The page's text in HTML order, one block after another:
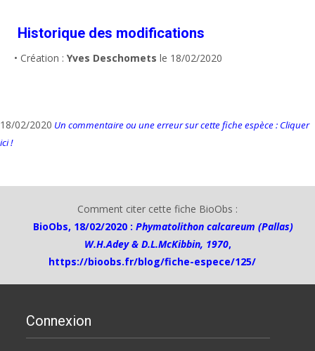
Historique des modifications
• Création : Yves Deschomets le 18/02/2020
18/02/2020 Un commentaire ou une erreur sur cette fiche espèce : Cliquer
ici !
Comment citer cette fiche BioObs :
BioObs, 18/02/2020 : Phymatolithon calcareum (Pallas)
W.H.Adey & D.L.McKibbin, 1970,
https://bioobs.fr/blog/fiche-espece/125/
Connexion